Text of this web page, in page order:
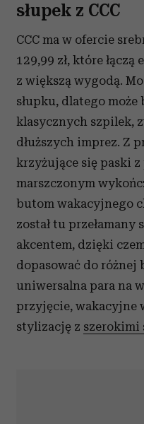
słupek z CCC
CCC ma w ofercie
129,99 zł, które
z większą wygodą.
słupku, dlatego
klasycznych szpilek,
dłuższych imprez. Z
krzyżujące się paski
marszczonym
butom wakacyjnego
został tu
akcentem, dzięki
dopasować do
uniwersalna para na
przyjęcie, wakacyjne
stylizację z szerokimi